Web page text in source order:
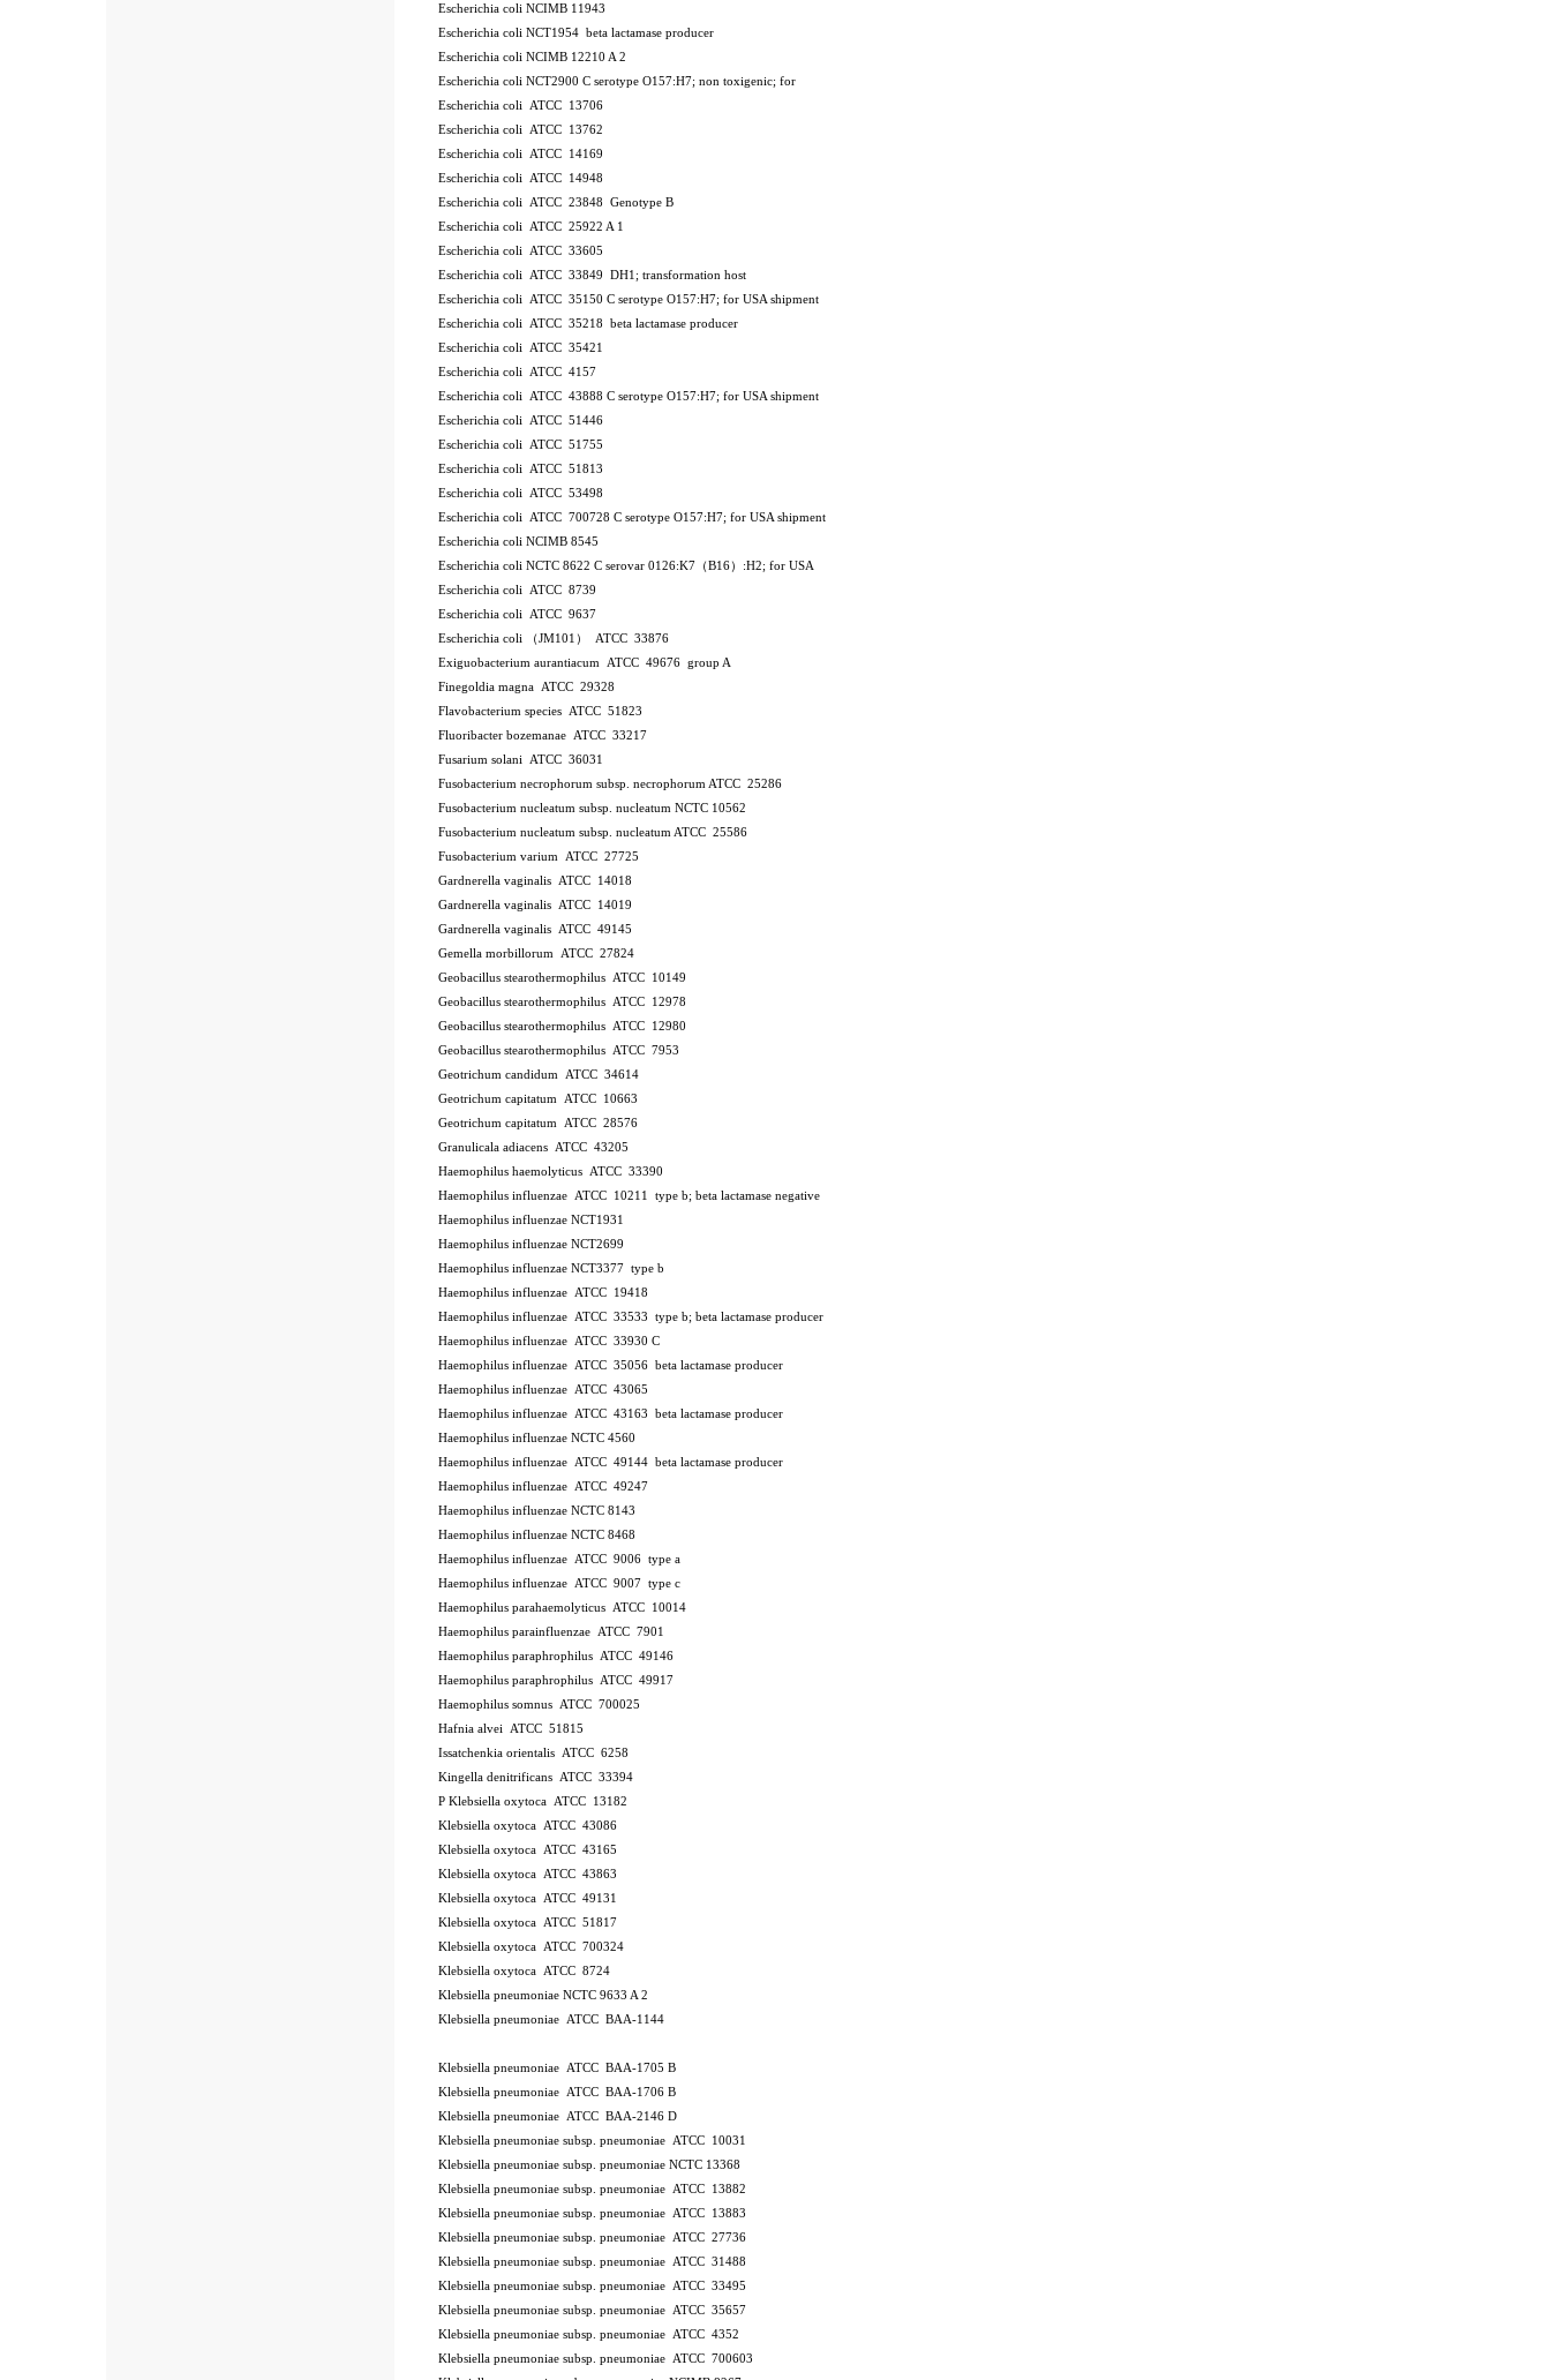
Escherichia coli NCIMB 11943
Escherichia coli NCT1954 beta lactamase producer
Escherichia coli NCIMB 12210 A 2
Escherichia coli NCT2900 C serotype O157:H7; non toxigenic; for
Escherichia coli ATCC 13706
Escherichia coli ATCC 13762
Escherichia coli ATCC 14169
Escherichia coli ATCC 14948
Escherichia coli ATCC 23848
Genotype B
Escherichia coli ATCC 25922 A 1
Escherichia coli ATCC 33605
Escherichia coli ATCC 33849
DH1; transformation host
Escherichia coli ATCC 35150 C serotype O157:H7; for USA shipment
Escherichia coli ATCC 35218
beta lactamase producer
Escherichia coli ATCC 35421
Escherichia coli ATCC 4157
Escherichia coli ATCC 43888 C serotype O157:H7; for USA shipment
Escherichia coli ATCC 51446
Escherichia coli ATCC 51755
Escherichia coli ATCC 51813
Escherichia coli ATCC 53498
Escherichia coli ATCC 700728 C serotype O157:H7; for USA shipment
Escherichia coli NCIMB 8545
Escherichia coli NCTC 8622 C serovar 0126:K7（B16）:H2; for USA
Escherichia coli ATCC 8739
Escherichia coli ATCC 9637
Escherichia coli （JM101） ATCC 33876
Exiguobacterium aurantiacum ATCC 49676 group A
Finegoldia magna ATCC 29328
Flavobacterium species ATCC 51823
Fluoribacter bozemanae ATCC 33217
Fusarium solani ATCC 36031
Fusobacterium necrophorum subsp. necrophorum ATCC 25286
Fusobacterium nucleatum subsp. nucleatum NCTC 10562
Fusobacterium nucleatum subsp. nucleatum ATCC 25586
Fusobacterium varium ATCC 27725
Gardnerella vaginalis ATCC 14018
Gardnerella vaginalis ATCC 14019
Gardnerella vaginalis ATCC 49145
Gemella morbillorum ATCC 27824
Geobacillus stearothermophilus ATCC 10149
Geobacillus stearothermophilus ATCC 12978
Geobacillus stearothermophilus ATCC 12980
Geobacillus stearothermophilus ATCC 7953
Geotrichum candidum ATCC 34614
Geotrichum capitatum ATCC 10663
Geotrichum capitatum ATCC 28576
Granulicala adiacens ATCC 43205
Haemophilus haemolyticus ATCC 33390
Haemophilus influenzae ATCC 10211
type b; beta lactamase negative
Haemophilus influenzae NCT1931
Haemophilus influenzae NCT2699
Haemophilus influenzae NCT3377 type b
Haemophilus influenzae ATCC 19418
Haemophilus influenzae ATCC 33533
type b; beta lactamase producer
Haemophilus influenzae ATCC 33930 C
Haemophilus influenzae ATCC 35056 beta lactamase producer
Haemophilus influenzae ATCC 43065
Haemophilus influenzae ATCC 43163
beta lactamase producer
Haemophilus influenzae NCTC 4560
Haemophilus influenzae ATCC 49144 beta lactamase producer
Haemophilus influenzae ATCC 49247
Haemophilus influenzae NCTC 8143
Haemophilus influenzae NCTC 8468
Haemophilus influenzae ATCC 9006 type a
Haemophilus influenzae ATCC 9007 type c
Haemophilus parahaemolyticus ATCC 10014
Haemophilus parainfluenzae ATCC 7901
Haemophilus paraphrophilus ATCC 49146
Haemophilus paraphrophilus ATCC 49917
Haemophilus somnus ATCC 700025
Hafnia alvei ATCC 51815
Issatchenkia orientalis ATCC 6258
Kingella denitrificans ATCC 33394
P Klebsiella oxytoca ATCC 13182
Klebsiella oxytoca ATCC 43086
Klebsiella oxytoca ATCC 43165
Klebsiella oxytoca ATCC 43863
Klebsiella oxytoca ATCC 49131
Klebsiella oxytoca ATCC 51817
Klebsiella oxytoca ATCC 700324
Klebsiella oxytoca ATCC 8724
Klebsiella pneumoniae NCTC 9633 A 2
Klebsiella pneumoniae ATCC BAA-1144
Klebsiella pneumoniae ATCC BAA-1705 B
Klebsiella pneumoniae ATCC BAA-1706 B
Klebsiella pneumoniae ATCC BAA-2146 D
Klebsiella pneumoniae subsp. pneumoniae ATCC 10031
Klebsiella pneumoniae subsp. pneumoniae NCTC 13368
Klebsiella pneumoniae subsp. pneumoniae ATCC 13882
Klebsiella pneumoniae subsp. pneumoniae ATCC 13883
Klebsiella pneumoniae subsp. pneumoniae ATCC 27736
Klebsiella pneumoniae subsp. pneumoniae ATCC 31488
Klebsiella pneumoniae subsp. pneumoniae ATCC 33495
Klebsiella pneumoniae subsp. pneumoniae ATCC 35657
Klebsiella pneumoniae subsp. pneumoniae ATCC 4352
Klebsiella pneumoniae subsp. pneumoniae ATCC 700603